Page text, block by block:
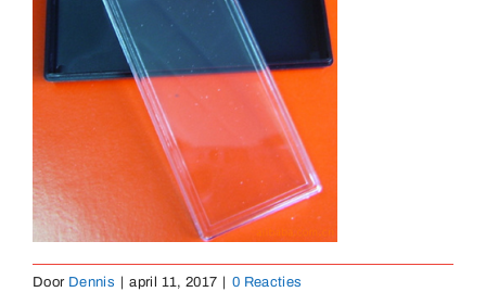
Medailles
Magneten
Contact
Door Dennis april 11, 2017 0 Reacties